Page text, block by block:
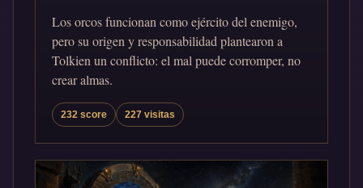
Los orcos funcionan como ejército del enemigo,
pero su origen y responsabilidad plantearon a
Tolkien un conflicto: el mal puede corromper, no
crear almas.
232 score 227 visitas